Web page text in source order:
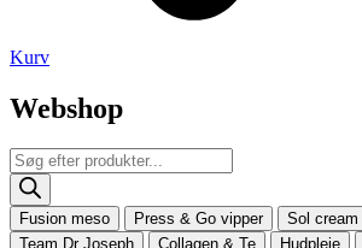
Kurv
Webshop
Products
search
Fusion meso Press & Go vipper Sol cream
Team Dr Joseph
Collagen & Te Hudpleje